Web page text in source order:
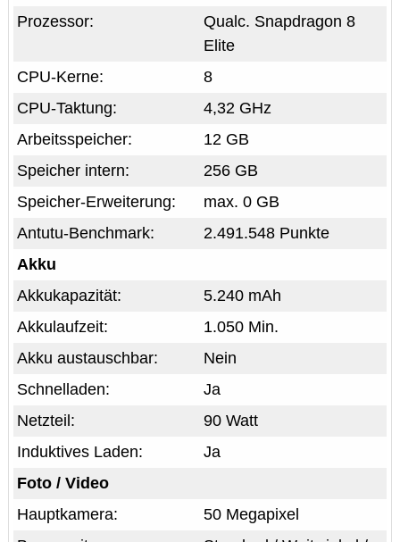
Qualc. Snapdragon 8
Elite
Prozessor:
8
CPU-Kerne:
4,32 GHz
CPU-Taktung:
12 GB
Arbeitsspeicher:
256 GB
Speicher intern:
max. 0 GB
Speicher-Erweiterung:
2.491.548 Punkte
Antutu-Benchmark:
Akku
5.240 mAh
Akkukapazität:
1.050 Min.
Akkulaufzeit:
Nein
Akku austauschbar:
Ja
Schnelladen:
90 Watt
Netzteil:
Ja
Induktives Laden:
Foto / Video
50 Megapixel
Hauptkamera: